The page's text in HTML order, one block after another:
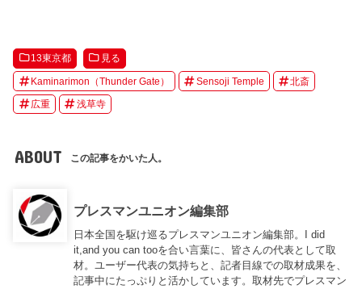
13東京都 見る
Kaminarimon（Thunder Gate） Sensoji Temple 北斎
広重 浅草寺
ABOUT この記事をかいた人。
プレスマンユニオン編集部
日本全国を駆け巡るプレスマンユニオン編集部。I did
it,and you can tooを合い言葉に、皆さんの代表として取
材。ユーザー代表の気持ちと、記者目線での取材成果を、
記事中にたっぷりと活かしています。取材先でプレスマン